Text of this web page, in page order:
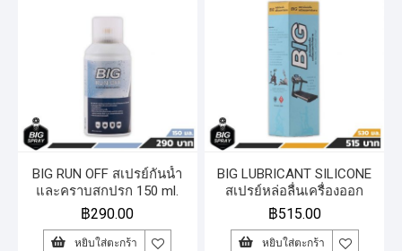
BIG RUN OFF สเปรย์กันน้ำ
และคราบสกปรก 150 ml.
฿290.00
หยิบใส่ตะกร้า
BIG LUBRICANT SILICONE
สเปรย์หล่อลื่นเครื่องออก
กำลังกาย 530 ml.
฿515.00
หยิบใส่ตะกร้า